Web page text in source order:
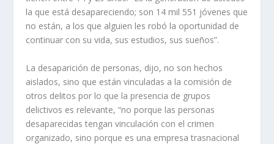
la que está desapareciendo; son 14 mil 551 jóvenes que
no están, a los que alguien les robó la oportunidad de
continuar con su vida, sus estudios, sus sueños”.
La desaparición de personas, dijo, no son hechos
aislados, sino que están vinculadas a la comisión de
otros delitos por lo que la presencia de grupos
delictivos es relevante, “no porque las personas
desaparecidas tengan vinculación con el crimen
organizado, sino porque es una empresa trasnacional